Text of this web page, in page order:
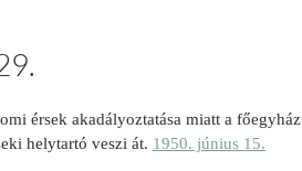
érsek akadályoztatása miatt a
helytartó veszi át. 1950. június 15.